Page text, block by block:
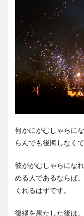
何かにがむしゃらに
らんでも後悔しなく
彼ががむしゃらにな
める人であるならば
くれるはずです。
復縁を果たした後は